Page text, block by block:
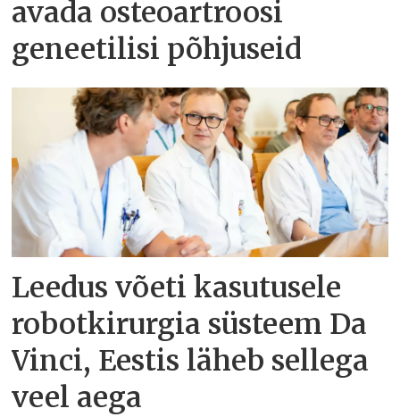
avada osteoartroosi
geneetilisi põhjuseid
Leedus võeti kasutusele
robotkirurgia süsteem Da
Vinci, Eestis läheb sellega
veel aega